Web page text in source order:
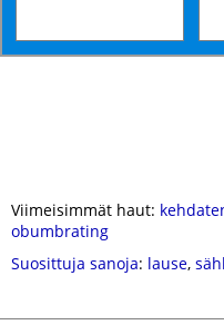
Viimeisimmät haut:
obumbrating
Suosittuja sanoja: lause,